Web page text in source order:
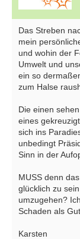
Das Streben
mein
und wohin der
Umwelt und
ein so
zum Halse
Die einen
eines
sich ins
unbedingt
Sinn in der
MUSS denn
glücklich zu
umzugehen?
Schaden als
Karsten